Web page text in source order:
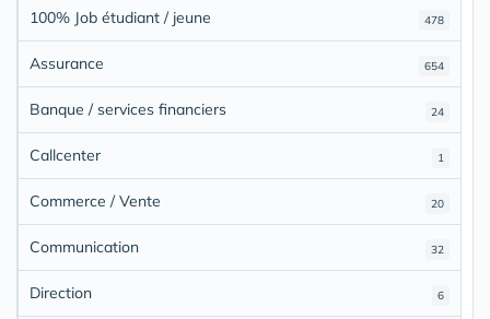
478
100% Job étudiant / jeune
654
Assurance
24
Banque / services financiers
1
Callcenter
20
Commerce / Vente
32
Communication
6
Direction